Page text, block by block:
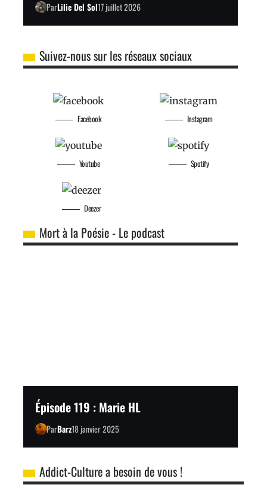
ParLilie Del Sol17 juillet 2026
Suivez-nous sur les réseaux sociaux
Facebook
Youtube
Instagram
Spotify
Deezer
Mort à la Poésie - Le podcast
Épisode 119 : Marie HL
ParBarz18 janvier 2025
Addict-Culture a besoin de vous !